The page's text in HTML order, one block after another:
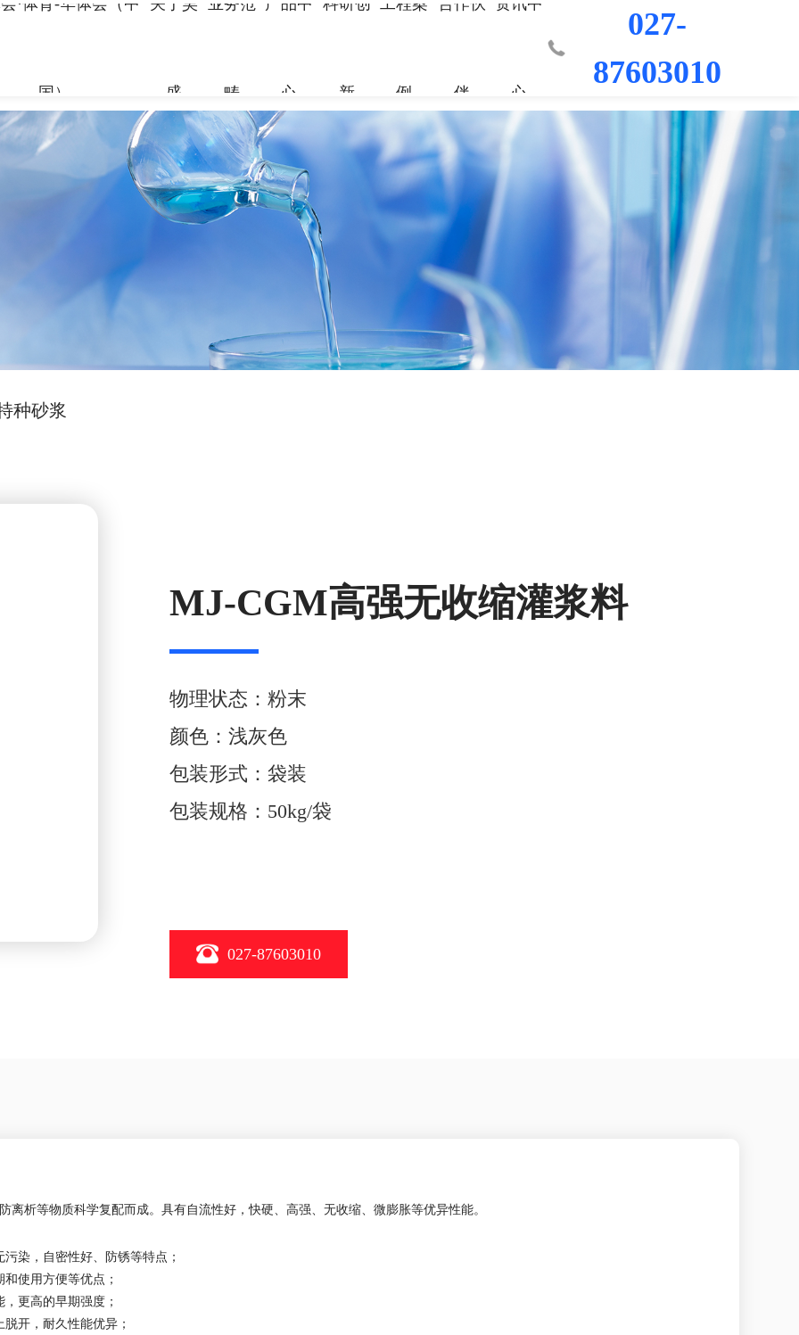
·体育-华体会（中
国）
关于昊
盛
关于昊盛
打造绿色建材，共筑美好生
企业简介 荣誉资质
组织架构
党建引领 员工风采
业务范
畴
业务范畴
打造绿色建材，共筑美好生
新材料事业部 城市更新事业部
产品中
心
产品中心
打造绿色建材，共筑美好生
裂缝控制材料 混凝土外加剂
特种砂浆
地坪材料 修缮材料
加固材料 防腐耐久材料
科研创
新
科研创新
打造绿色建材，共筑美好生
科研团队 科研平台
科研成果
工程案
例
工程案例 地标性工程 桥梁隧道工程
交通枢纽工程
工业防腐工程 机场码头工程
合作伙
伴
合作伙伴
打造绿色建材，共筑美好生
合作伙伴
资讯中
心
资讯中心
打造绿色建材，共筑美好生
企业新闻 行业新闻
人力资源
027-
87603010
种砂浆
MJ-CGM高强无收缩灌浆料
物理状态：粉末
颜色：浅灰色
包装形式：袋装
包装规格：50kg/袋
027-87603010
离析等物质科学复配而成。具有自流性好，快硬、高强、无收缩、微膨胀等优异性能。
染，自密性好、防锈等特点；
使用方便等优点；
更高的早期强度；
开，耐久性能优异；